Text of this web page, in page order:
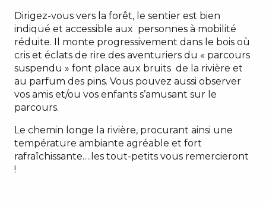
Dirigez-vous vers la forêt, le sentier est bien
indiqué et accessible aux personnes à mobilité
réduite. Il monte progressivement dans le bois où
cris et éclats de rire des aventuriers du « parcours
suspendu » font place aux bruits de la rivière et
au parfum des pins. Vous pouvez aussi observer
vos amis et/ou vos enfants s’amusant sur le
parcours.
Le chemin longe la rivière, procurant ainsi une
température ambiante agréable et fort
rafraîchissante….les tout-petits vous remercieront
!